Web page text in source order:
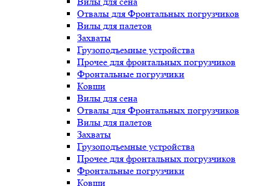
Отвалы для Фронтальных погрузчиков
Вилы для палетов
Захваты
Грузоподъемные устройства
Прочее для фронтальных погрузчиков
Фронтальные погрузчики
Ковши
Вилы для сена
Отвалы для Фронтальных погрузчиков
Вилы для палетов
Захваты
Грузоподъемные устройства
Прочее для фронтальных погрузчиков
Фронтальные погрузчики
Ковши